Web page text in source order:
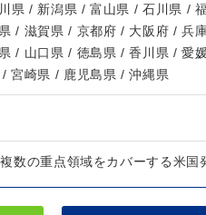
県 / 新潟県 / 富山県 / 石川県 /
/ 滋賀県 / 京都府 / 大阪府 / 兵
/ 山口県 / 徳島県 / 香川県 / 愛
宮崎県 / 鹿児島県 / 沖縄県
数の重点領域をカバーする米